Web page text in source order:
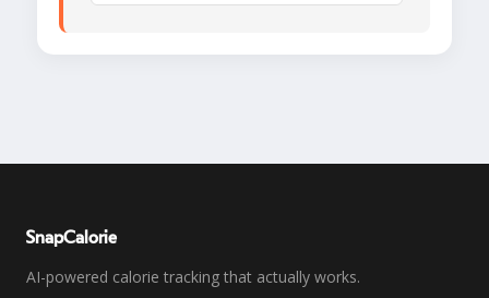
SnapCalorie
AI-powered calorie tracking that actually works.